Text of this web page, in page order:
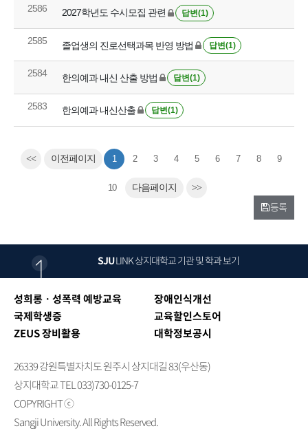
2586 2027학년도 수시모집 관련 답변(1)
2585 졸업생의 진로선택과목 반영 방법 답변(1)
2584 한의예과 내신 산출 방법 답변(1)
2583 한의예과 내신산출 답변(1)
<< 이전페이지 1 2 3 4 5 6 7 8 9
10 다음페이지 >>
등록
SJULINK상지대학교 기관 및 학과 보기
성희롱ㆍ성폭력 예방교육
장애인식개선
국제학생증
교육할인스토어
ZEUS 장비활용
대학정보공시
26339 강원특별자치도 원주시 상지대길 83(우산동)
상지대학교 TEL 033)730-0125-7
COPYRIGHT ⓒ
Sangji University. All Rights Reserved.